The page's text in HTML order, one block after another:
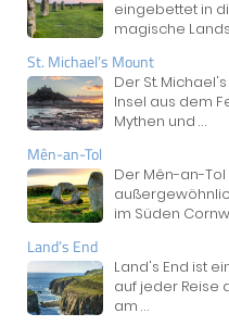
eingebettet in
magische
St. Michael’s Mount
Der St.
Insel aus dem
Mythen und ...
Mên-an-Tol
Der Mên-an-Tol
im Süden
Land’s End
Land's End ist
auf jeder Reise
am ...